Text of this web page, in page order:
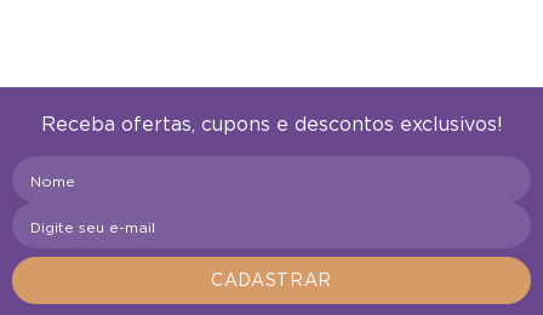
Receba ofertas, cupons e descontos exclusivos!
Nome
Digite seu e-mail
CADASTRAR